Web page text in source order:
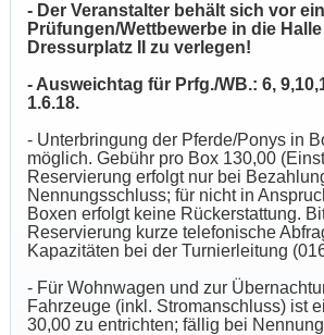
- Der Veranstalter behält sich vor
Prüfungen/Wettbewerbe in die
Dressurplatz II zu verlegen!
- Ausweichtag für Prfg./WB.: 6,
1.6.18.
- Unterbringung der Pferde/Ponys in
möglich. Gebühr pro Box 130,00
Reservierung erfolgt nur bei
Nennungsschluss; für nicht in
Boxen erfolgt keine Rückerstattung.
Reservierung kurze telefonische
Kapazitäten bei der Turnierleitung
- Für Wohnwagen und zur
Fahrzeuge (inkl. Stromanschluss) ist
30,00 zu entrichten; fällig bei